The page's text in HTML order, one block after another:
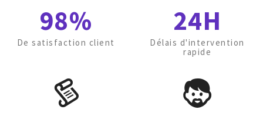
98%
De satisfaction client
24H
Délais d'intervention
rapide